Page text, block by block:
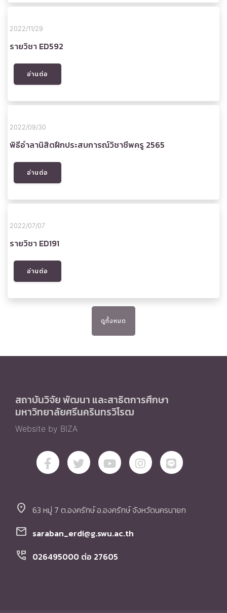
2022/11/29
รายวิชา ED592
อ่านต่อ
2022/09/30
พิธีอำลานิสิตฝึกประสบการณ์วิชาชีพครู 2565
อ่านต่อ
2022/07/07
รายวิชา ED191
อ่านต่อ
ดูทั้งหมด
สถาบันวิจัย พัฒนา และสาธิตการศึกษา
มหาวิทยาลัยศรีนครินทรวิโรฒ
Website by BIZA
location_on 63 หมู่ 7 ต.องครักษ์ อ.องครักษ์ จังหวัดนครนายก
mail saraban_erdi@g.swu.ac.th
perm_phone_msg 026495000 ต่อ 27605